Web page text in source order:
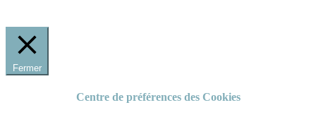
Fermer
Centre de préférences des Cookies